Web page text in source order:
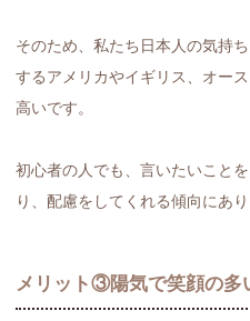
そのため、私たち日本人の気持
するアメリカやイギリス、オー
高いです。
初心者の人でも、言いたいこと
り、配慮をしてくれる傾向にあり
メリット③陽気で笑顔の多